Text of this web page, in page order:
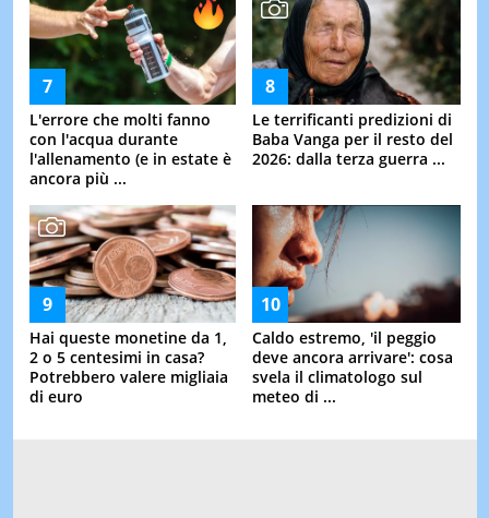
L'errore che molti fanno
con l'acqua durante
l'allenamento (e in estate è
ancora più ...
Le terrificanti predizioni di
Baba Vanga per il resto del
2026: dalla terza guerra ...
Hai queste monetine da 1,
2 o 5 centesimi in casa?
Potrebbero valere migliaia
di euro
Caldo estremo, 'il peggio
deve ancora arrivare': cosa
svela il climatologo sul
meteo di ...